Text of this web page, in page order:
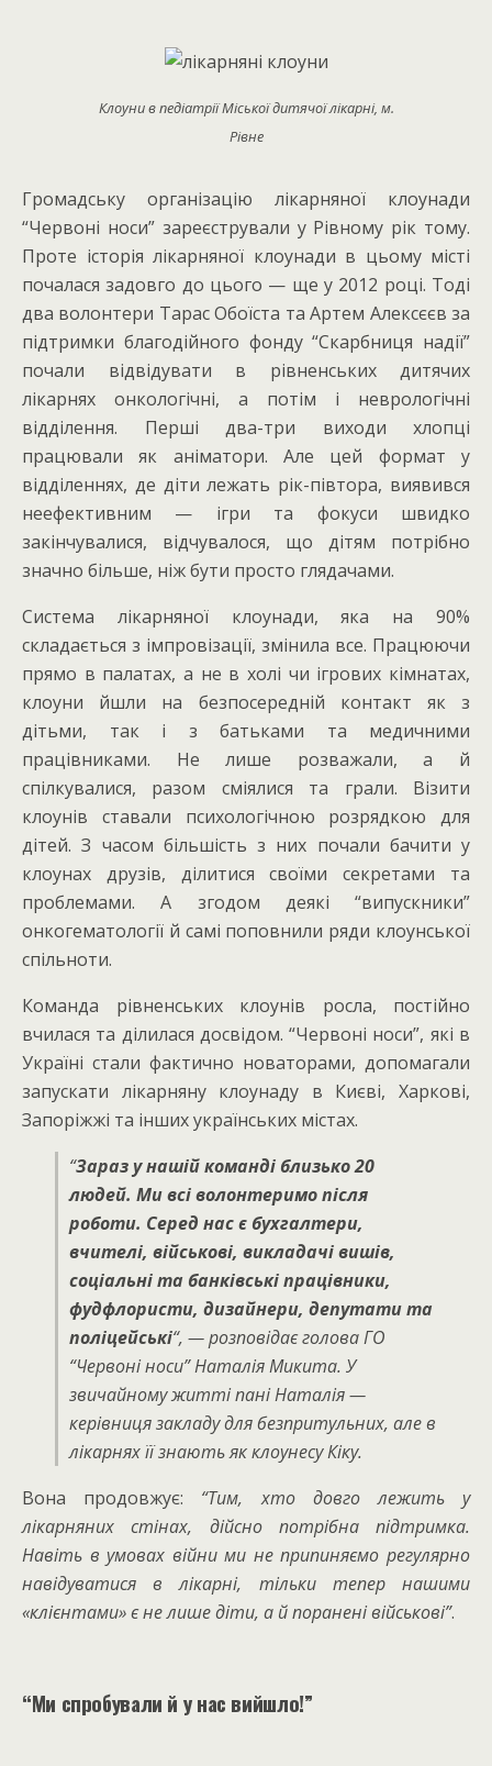
Клоуни в педіатрії Міської дитячої лікарні, м.
Рівне
Громадську організацію лікарняної клоунади
“Червоні носи” зареєстрували у Рівному рік тому.
Проте історія лікарняної клоунади в цьому місті
почалася задовго до цього — ще у 2012 році. Тоді
два волонтери Тарас Обоїста та Артем Алексєєв за
підтримки благодійного фонду “Скарбниця надії”
почали відвідувати в рівненських дитячих
лікарнях онкологічні, а потім і неврологічні
відділення. Перші два-три виходи хлопці
працювали як аніматори. Але цей формат у
відділеннях, де діти лежать рік-півтора, виявився
неефективним — ігри та фокуси швидко
закінчувалися, відчувалося, що дітям потрібно
значно більше, ніж бути просто глядачами.
Система лікарняної клоунади, яка на 90%
складається з імпровізації, змінила все. Працюючи
прямо в палатах, а не в холі чи ігрових кімнатах,
клоуни йшли на безпосередній контакт як з
дітьми, так і з батьками та медичними
працівниками. Не лише розважали, а й
спілкувалися, разом сміялися та грали. Візити
клоунів ставали психологічною розрядкою для
дітей. З часом більшість з них почали бачити у
клоунах друзів, ділитися своїми секретами та
проблемами. А згодом деякі “випускники”
онкогематології й самі поповнили ряди клоунської
спільноти.
Команда рівненських клоунів росла, постійно
вчилася та ділилася досвідом. “Червоні носи”, які в
Україні стали фактично новаторами, допомагали
запускати лікарняну клоунаду в Києві, Харкові,
Запоріжжі та інших українських містах.
“Зараз у нашій команді близько 20
людей. Ми всі волонтеримо після
роботи. Серед нас є бухгалтери,
вчителі, військові, викладачі вишів,
соціальні та банківські працівники,
фудфлористи, дизайнери, депутати та
поліцейські“, — розповідає голова ГО
“Червоні носи” Наталія Микита. У
звичайному житті пані Наталія —
керівниця закладу для безпритульних, але в
лікарнях її знають як клоунесу Кіку.
Вона продовжує: “Тим, хто довго лежить у
лікарняних стінах, дійсно потрібна підтримка.
Навіть в умовах війни ми не припиняємо регулярно
навідуватися в лікарні, тільки тепер нашими
«клієнтами» є не лише діти, а й поранені військові”.
“Ми спробували й у нас вийшло!”